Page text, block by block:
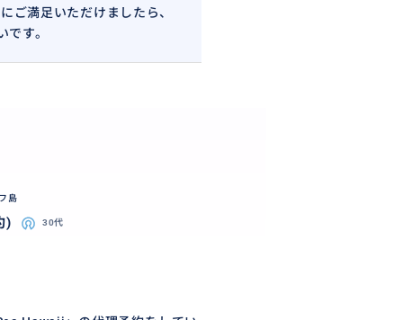
ご満足いただけましたら、
す。
島
) 30代